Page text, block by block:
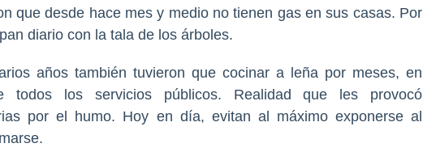
que desde hace mes y medio no tienen gas en sus casas. Por
diario con la tala de los árboles.
años también tuvieron que cocinar a leña por meses, en
los servicios públicos. Realidad que les provocó
por el humo. Hoy en día, evitan al máximo exponerse al